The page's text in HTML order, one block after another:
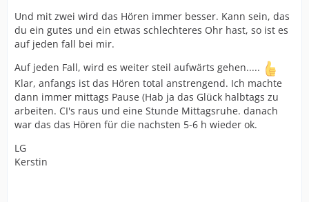
Und mit zwei wird das Hören immer besser. Kann sein, das
du ein gutes und ein etwas schlechteres Ohr hast, so ist es
auf jeden fall bei mir.
Auf jeden Fall, wird es weiter steil aufwärts gehen.....
Klar, anfangs ist das Hören total anstrengend. Ich machte
dann immer mittags Pause (Hab ja das Glück halbtags zu
arbeiten. CI's raus und eine Stunde Mittagsruhe. danach
war das das Hören für die nachsten 5-6 h wieder ok.
LG
Kerstin